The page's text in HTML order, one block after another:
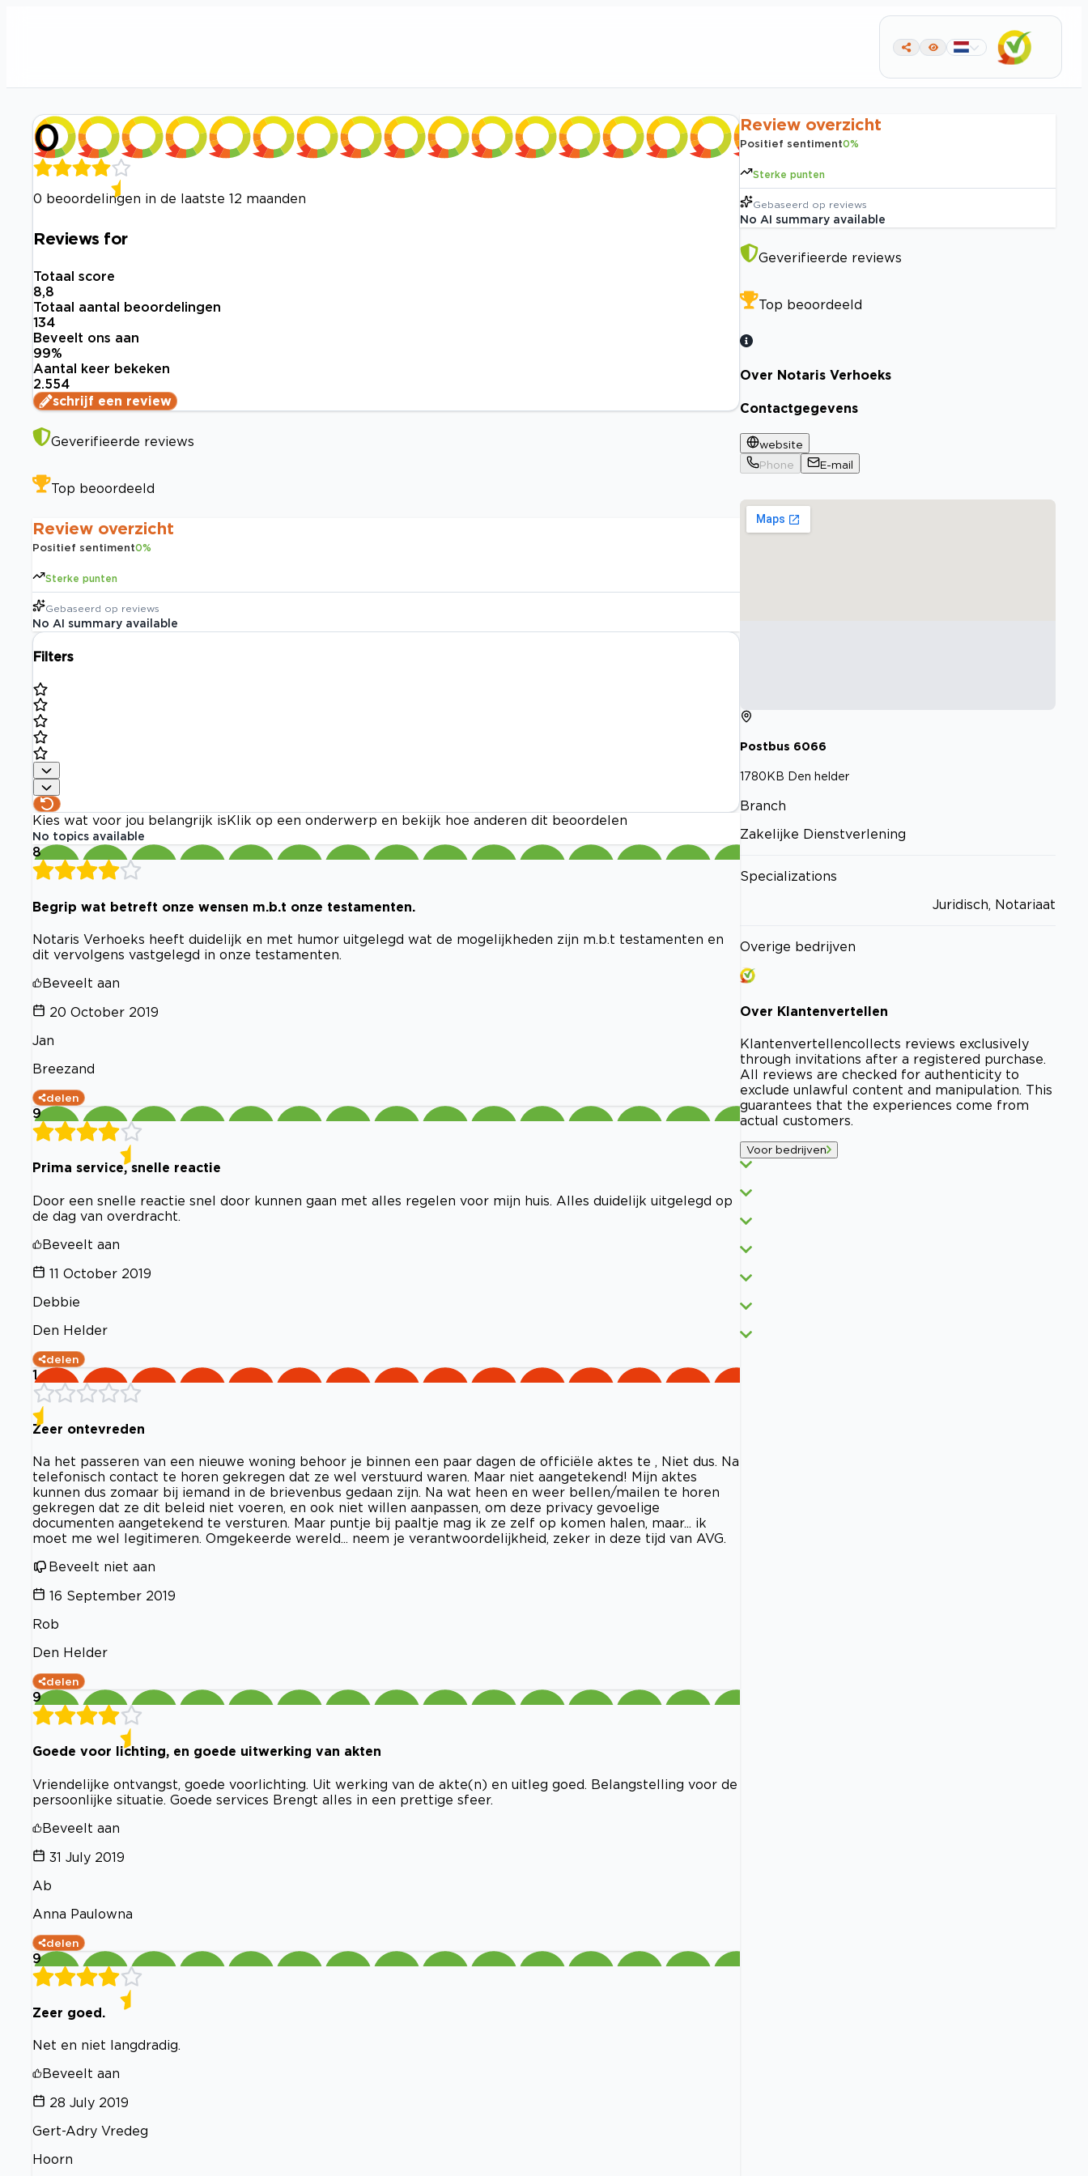
0
0 beoordelingen in de laatste 12 maanden
Reviews for
Totaal score
8,8
Totaal aantal beoordelingen
134
Beveelt ons aan
99%
Aantal keer bekeken
2.554
schrijf een review
Geverifieerde reviews
Top beoordeeld
Review overzicht
Positief sentiment0%
Sterke punten
Gebaseerd op reviews
No AI summary available
Filters
Kies wat voor jou belangrijk is Klik op een onderwerp en bekijk hoe anderen dit beoordelen
No topics available
8
Begrip wat betreft onze wensen m.b.t onze testamenten.
Notaris Verhoeks heeft duidelijk en met humor uitgelegd wat de mogelijkheden zijn m.b.t testamenten en
dit vervolgens vastgelegd in onze testamenten.
Beveelt aan
20 October 2019
Jan
Breezand
delen
9
Prima service, snelle reactie
Door een snelle reactie snel door kunnen gaan met alles regelen voor mijn huis. Alles duidelijk uitgelegd op
de dag van overdracht.
Beveelt aan
11 October 2019
Debbie
Den Helder
delen
1
Zeer ontevreden
Na het passeren van een nieuwe woning behoor je binnen een paar dagen de officiële aktes te , Niet dus. Na
telefonisch contact te horen gekregen dat ze wel verstuurd waren. Maar niet aangetekend! Mijn aktes
kunnen dus zomaar bij iemand in de brievenbus gedaan zijn. Na wat heen en weer bellen/mailen te horen
gekregen dat ze dit beleid niet voeren, en ook niet willen aanpassen, om deze privacy gevoelige
documenten aangetekend te versturen. Maar puntje bij paaltje mag ik ze zelf op komen halen, maar... ik
moet me wel legitimeren. Omgekeerde wereld... neem je verantwoordelijkheid, zeker in deze tijd van AVG.
Beveelt niet aan
16 September 2019
Rob
Den Helder
delen
9
Goede voor lichting, en goede uitwerking van akten
Vriendelijke ontvangst, goede voorlichting. Uit werking van de akte(n) en uitleg goed. Belangstelling voor de
persoonlijke situatie. Goede services Brengt alles in een prettige sfeer.
Beveelt aan
31 July 2019
Ab
Anna Paulowna
delen
9
Zeer goed.
Net en niet langdradig.
Beveelt aan
28 July 2019
Gert-Adry Vredeg
Hoorn
Review overzicht
Positief sentiment0%
Sterke punten
Gebaseerd op reviews
No AI summary available
Geverifieerde reviews
Top beoordeeld
Over Notaris Verhoeks
Contactgegevens
website
Phone
E-mail
Postbus 6066
1780KB Den helder
Branch
Zakelijke Dienstverlening
Specializations
Juridisch, Notariaat
Overige bedrijven
Over Klantenvertellen
Klantenvertellencollects reviews exclusively
through invitations after a registered purchase.
All reviews are checked for authenticity to
exclude unlawful content and manipulation. This
guarantees that the experiences come from
actual customers.
Voor bedrijven